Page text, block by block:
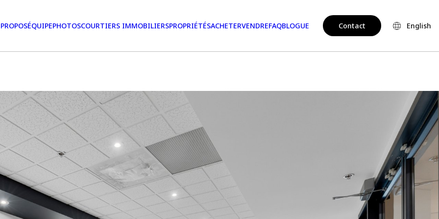
ÉQUIPEPHOTOSCOURTIERS IMMOBILIERSPROPRIÉTÉSACHETERVENDREFAQBLOGUE Contact English